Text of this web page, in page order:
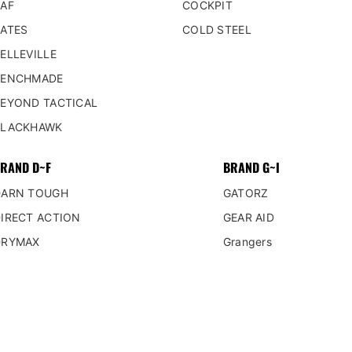
ド/ロープ/カラビナ
スキューツール
/マット/コット/テント
/ライナー
ーション/水筒
ル/応急処置/コンパス/ホイッス
書籍
etc ミリタリーグッズ
SYSTEM
ースレイヤー
ースレイヤー
TACTICAL
COCKPIT
COLD STEEL
D~F
TOUGH
ACTION
BRAND G~I
GATORZ
GEAR AID
Grangers